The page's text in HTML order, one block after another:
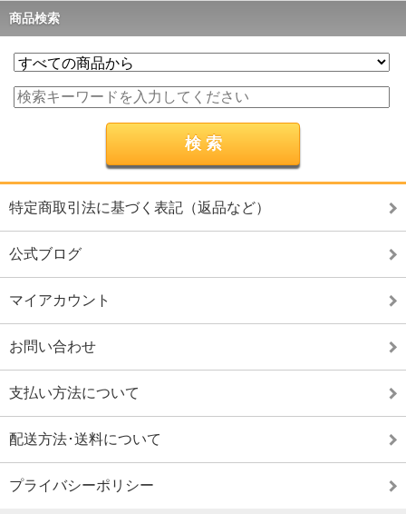
商品検索
特定商取引法に基づく表記（返品など）
公式ブログ
マイアカウント
お問い合わせ
支払い方法について
配送方法･送料について
プライバシーポリシー